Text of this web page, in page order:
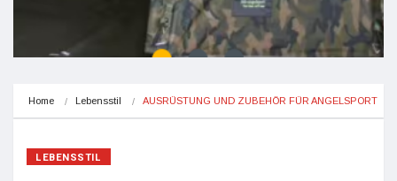
Home Lebensstil AUSRÜSTUNG UND ZUBEHÖR FÜR ANGELSPORT
LEBENSSTIL